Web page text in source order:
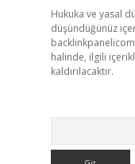
Hukuka ve yasal
düşündüğünüz
halinde, ilgili
kaldırılacaktır.